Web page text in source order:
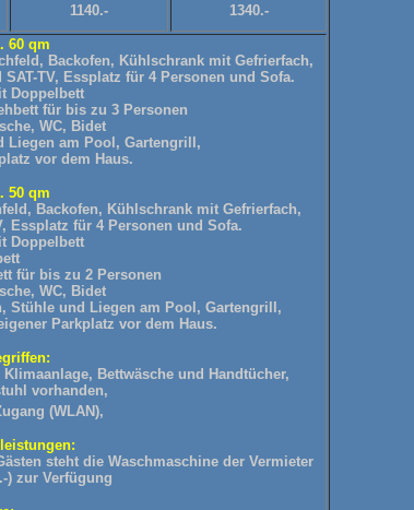
1140.- 1340.-
60 qm
Backofen, Kühlschrank mit Gefrierfach,
TV, Essplatz für 4 Personen und Sofa.
Doppelbett
für bis zu 3 Personen
WC, Bidet
Liegen am Pool, Gartengrill,
vor dem Haus.
50 qm
Backofen, Kühlschrank mit Gefrierfach,
Essplatz für 4 Personen und Sofa.
Doppelbett
für bis zu 2 Personen
WC, Bidet
Stühle und Liegen am Pool, Gartengrill,
Parkplatz vor dem Haus.
Bettwäsche und Handtücher,
vorhanden,
(WLAN),
steht die Waschmaschine der Vermieter
) zur Verfügung